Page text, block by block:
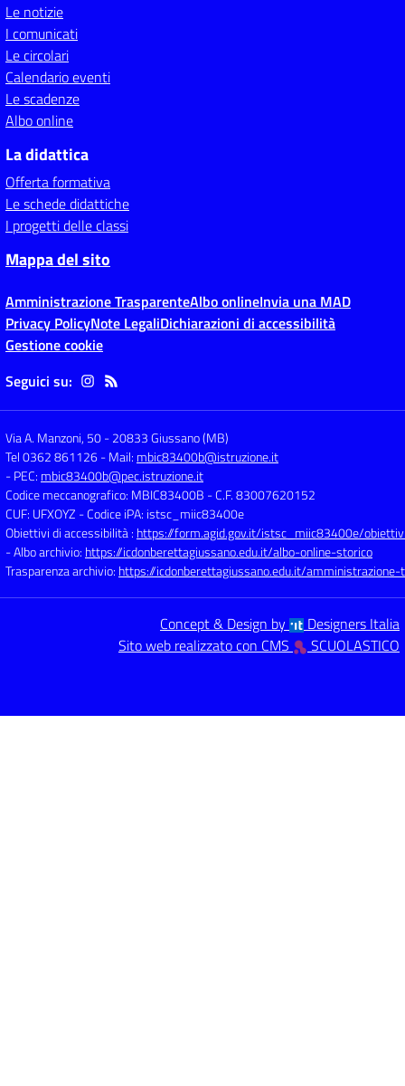
Le notizie
I comunicati
Le circolari
Calendario eventi
Le scadenze
Albo online
La didattica
Offerta formativa
Le schede didattiche
I progetti delle classi
Mappa del sito
Amministrazione TrasparenteAlbo onlineInvia una MAD
Privacy PolicyNote LegaliDichiarazioni di accessibilità
Gestione cookie
Seguici su:
Via A. Manzoni, 50-20833 Giussano (MB)
Tel 0362 861126- Mail: mbic83400b@istruzione.it
- PEC: mbic83400b@pec.istruzione.it
Codice meccanografico: MBIC83400B - C.F. 83007620152
CUF: UFXOYZ - Codice iPA: istsc_miic83400e
Obiettivi di accessibilità : https://form.agid.gov.it/istsc_miic83400e/
- Albo archivio: https://icdonberettagiussano.edu.it/albo-online-storico
Trasparenza archivio: https://icdonberettagiussano.edu.it/
Concept & Design by
Designers Italia
Sito web realizzato con CMS
SCUOLASTICO